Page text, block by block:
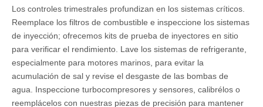
Los controles trimestrales profundizan en los sistemas críticos.
Reemplace los filtros de combustible e inspeccione los sistemas
de inyección; ofrecemos kits de prueba de inyectores en sitio
para verificar el rendimiento. Lave los sistemas de refrigerante,
especialmente para motores marinos, para evitar la
acumulación de sal y revise el desgaste de las bombas de
agua. Inspeccione turbocompresores y sensores, calibrélos o
reemplácelos con nuestras piezas de precisión para mantener